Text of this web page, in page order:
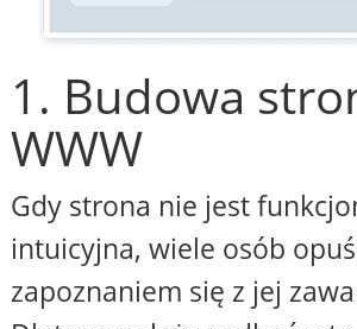
1. Budowa
WWW
Gdy strona nie jest
intuicyjna, wiele osób
zapoznaniem się z jej